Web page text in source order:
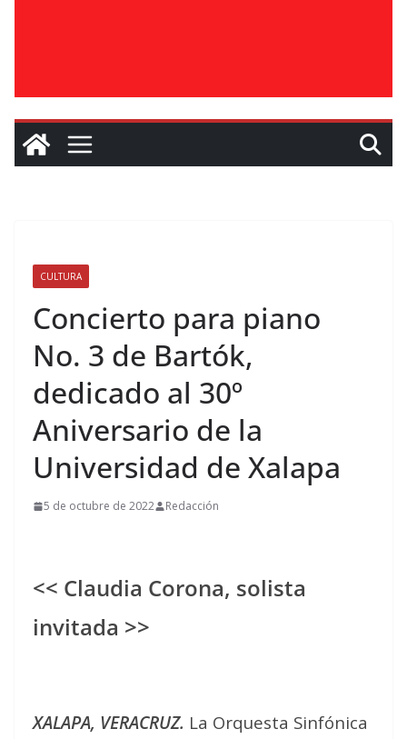
CULTURA
Concierto para piano
No. 3 de Bartók,
dedicado al 30º
Aniversario de la
Universidad de Xalapa
5 de octubre de 2022 Redacción
<< Claudia Corona, solista
invitada >>
XALAPA, VERACRUZ. La Orquesta Sinfónica